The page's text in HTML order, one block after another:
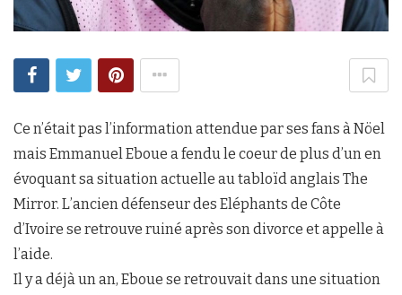
Ce n’était pas l’information attendue par ses fans à Nöel
mais Emmanuel Eboue a fendu le coeur de plus d’un en
évoquant sa situation actuelle au tabloïd anglais The
Mirror. L’ancien défenseur des Eléphants de Côte
d’Ivoire se retrouve ruiné après son divorce et appelle à
l’aide.
Il y a déjà un an, Eboue se retrouvait dans une situation